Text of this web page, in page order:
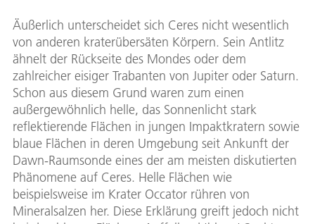
Äußerlich unterscheidet sich Ceres nicht wesentlich
von anderen kraterübersäten Körpern. Sein Antlitz
ähnelt der Rückseite des Mondes oder dem
zahlreicher eisiger Trabanten von Jupiter oder Saturn.
Schon aus diesem Grund waren zum einen
außergewöhnlich helle, das Sonnenlicht stark
reflektierende Flächen in jungen Impaktkratern sowie
blaue Flächen in deren Umgebung seit Ankunft der
Dawn-Raumsonde eines der am meisten diskutierten
Phänomene auf Ceres. Helle Flächen wie
beispielsweise im Krater Occator rühren von
Mineralsalzen her. Diese Erklärung greift jedoch nicht